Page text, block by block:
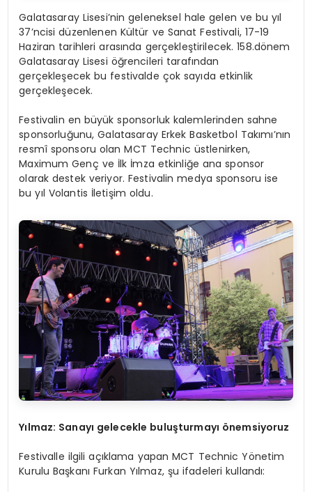
Galatasaray Lisesi’nin geleneksel hale gelen ve bu yıl
37’ncisi düzenlenen Kültür ve Sanat Festivali, 17-19
Haziran tarihleri arasında gerçekleştirilecek. 158.dönem
Galatasaray Lisesi öğrencileri tarafından
gerçekleşecek bu festivalde çok sayıda etkinlik
gerçekleşecek.
Festivalin en büyük sponsorluk kalemlerinden sahne
sponsorluğunu, Galatasaray Erkek Basketbol Takımı’nın
resmî sponsoru olan MCT Technic üstlenirken,
Maximum Genç ve İlk İmza etkinliğe ana sponsor
olarak destek veriyor. Festivalin medya sponsoru ise
bu yıl Volantis İletişim oldu.
Yılmaz: Sanayı gelecekle buluşturmayı önemsiyoruz
Festivalle ilgili açıklama yapan MCT Technic Yönetim
Kurulu Başkanı Furkan Yılmaz, şu ifadeleri kullandı: